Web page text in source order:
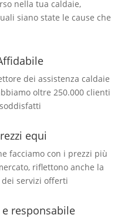
nella tua caldaie,
siano state le cause che
dei assistenza caldaie
oltre 250.000 clienti
soddisfatti
equi
facciamo con i prezzi più
riflettono anche la
servizi offerti
e responsabile